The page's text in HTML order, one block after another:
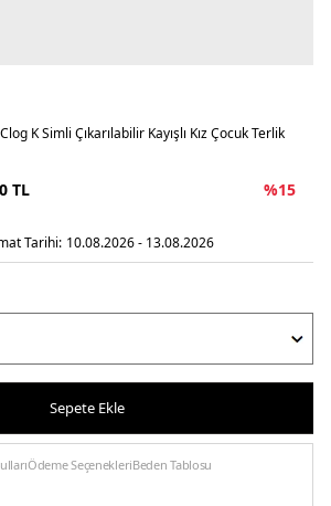
K Simli Çıkarılabilir Kayışlı Kız Çocuk Terlik
TL %15
Tarihi: 10.08.2026 - 13.08.2026
Sepete Ekle
Ödeme SeçenekleriBeden Tablosu